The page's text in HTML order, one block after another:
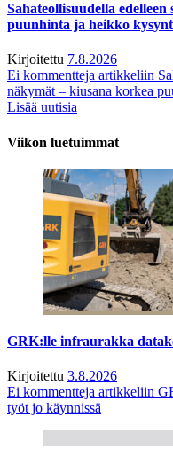
Sahateollisuudella
puunhinta ja heikko
Kirjoitettu 7.8.2026
Ei kommentteja artikkeliin
näkymät – kiusana korkea
Lisää uutisia
Viikon luetuimmat
GRK:lle infraurakka
Kirjoitettu 3.8.2026
Ei kommentteja artikkeliin
työt jo käynnissä